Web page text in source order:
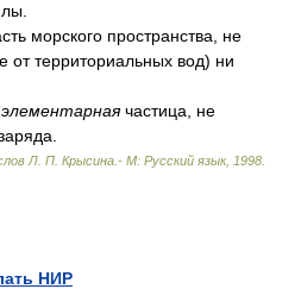
морского пространства, не
от территориальных вод) ни
элементарнаячастица, не
Л. П. Крысина.- М: Русский язык, 1998
НИР